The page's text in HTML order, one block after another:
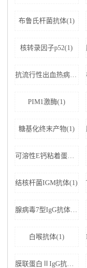
布鲁氏杆菌抗体(1)
核转录因子p52(1)
抗流行性出血热病毒IgM抗体(1)
PIM1激酶(1)
糖基化终末产物(1)
可溶性E钙粘着蛋白;可溶性上皮性钙黏附蛋白(1)
结核杆菌IGM抗体(1)
腺病毒7型IgG抗体(1)
白喉抗体(1)
膜联蛋白ⅡIgG抗体(1)